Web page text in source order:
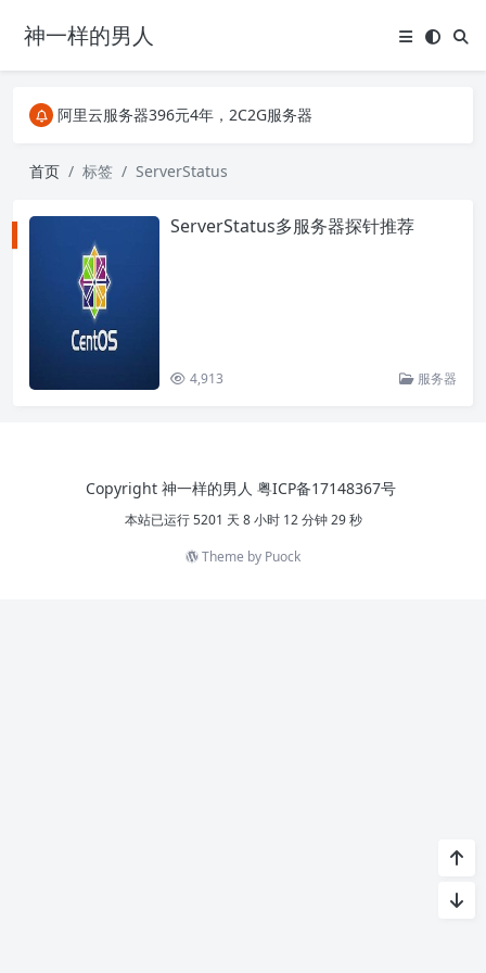
神一样的男人
阿里云服务器396元4年，2C2G服务器
关注Telegram频道有新消息第一时间推送
阿里云服务器396元4年，2C2G服务器
首页 标签 ServerStatus
ServerStatus多服务器探针推荐
4,913 服务器
Copyright 神一样的男人 粤ICP备17148367号
本站已运行 5201 天 8 小时 12 分钟 29 秒
Theme by Puock